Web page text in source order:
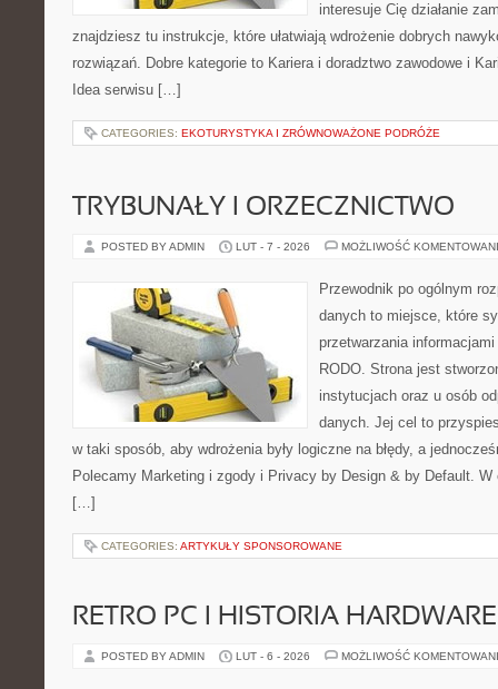
interesuje Cię działanie
znajdziesz tu instrukcje, które ułatwiają wdrożenie dobrych
rozwiązań. Dobre kategorie to Kariera i doradztwo zawodowe i
Idea serwisu […]
CATEGORIES: EKOTURYSTYKA I ZRÓWNOWAŻONE PODRÓŻE
TRYBUNAŁY I ORZECZNICTWO
POSTED BY ADMIN LUT - 7 - 2026 MOŻLIWOŚĆ
Przewodnik po ogólnym
danych to miejsce, które
przetwarzania
RODO. Strona jest
instytucjach oraz u osób
danych. Jej cel to
w taki sposób, aby wdrożenia były logiczne na błędy, a
Polecamy Marketing i zgody i Privacy by Design & by Default.
[…]
CATEGORIES: ARTYKUŁY SPONSOROWANE
RETRO PC I HISTORIA
POSTED BY ADMIN LUT - 6 - 2026 MOŻLIWOŚĆ